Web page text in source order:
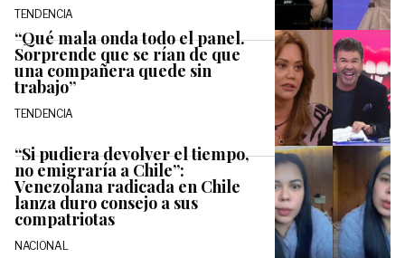
TENDENCIA
“Qué mala onda todo el panel.
Sorprende que se rían de que
una compañera quede sin
trabajo”
TENDENCIA
“Si pudiera devolver el tiempo,
no emigraría a Chile”:
Venezolana radicada en Chile
lanza duro consejo a sus
compatriotas
NACIONAL